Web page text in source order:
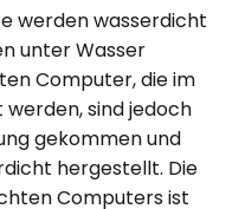
werden wasserdicht
unter Wasser
Computer, die im
sind jedoch
gekommen und
hergestellt. Die
Computers ist